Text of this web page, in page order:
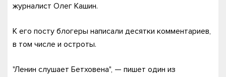
журналист Олег Кашин.
К его посту блогеры написали десятки комментариев,
в том числе и остроты.
"Ленин слушает Бетховена", — пишет один из